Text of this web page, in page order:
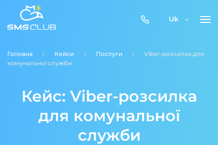
0800-
Uk
Головна Кейси Послуги
Viber-розсилка для
комунальної служби
Кейс: Viber-розсилка
для комунальної
служби